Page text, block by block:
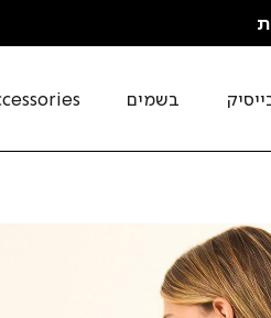
בשמים